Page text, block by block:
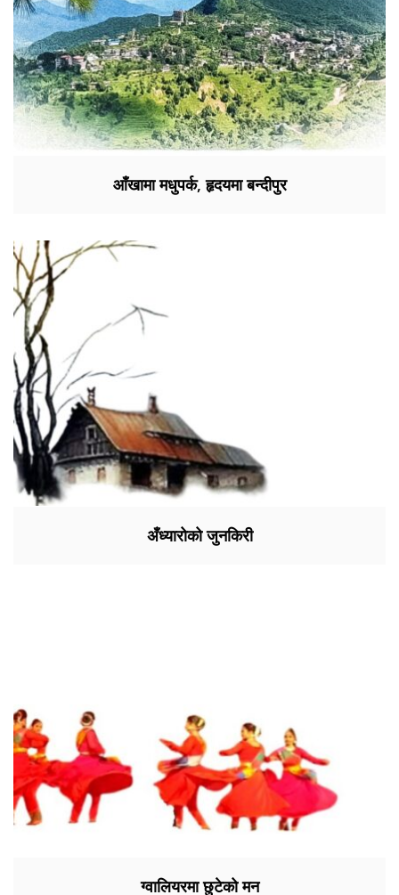
आँखामा मधुपर्क, हृदयमा बन्दीपुर
अँध्यारोको जुनकिरी
ग्वालियरमा छुटेको मन